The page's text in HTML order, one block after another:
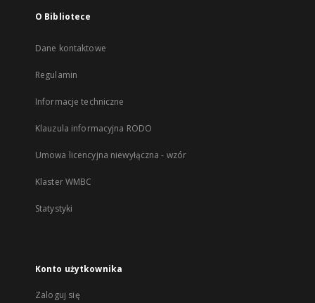
O Bibliotece
Dane kontaktowe
Regulamin
Informacje techniczne
Klauzula informacyjna RODO
Umowa licencyjna niewyłączna - wzór
Klaster WMBC
Statystyki
Konto użytkownika
Zaloguj się